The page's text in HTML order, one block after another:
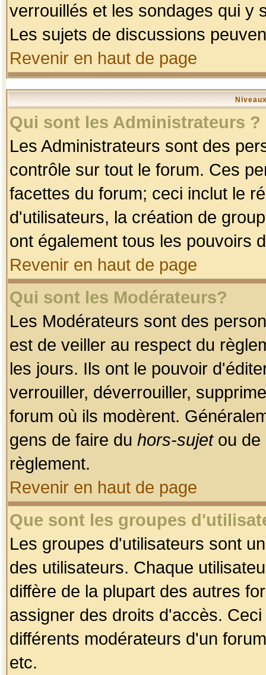
verrouillés et les sondages qui y
Les sujets de discussions
Revenir en haut de page
Qui sont les Administrateurs ?
Les Administrateurs sont des
contrôle sur tout le forum. Ces
facettes du forum; ceci inclut le
d'utilisateurs, la création de
ont également tous les pouvoirs
Revenir en haut de page
Qui sont les Modérateurs?
Les Modérateurs sont des
est de veiller au respect du
les jours. Ils ont le pouvoir
verrouiller, déverrouiller,
forum où ils modèrent.
gens de faire du hors-sujetou de
règlement.
Revenir en haut de page
Que sont les groupes
Les groupes d'utilisateurs sont
des utilisateurs. Chaque
diffère de la plupart des autres
assigner des droits d'accès.
différents modérateurs d'un
etc.